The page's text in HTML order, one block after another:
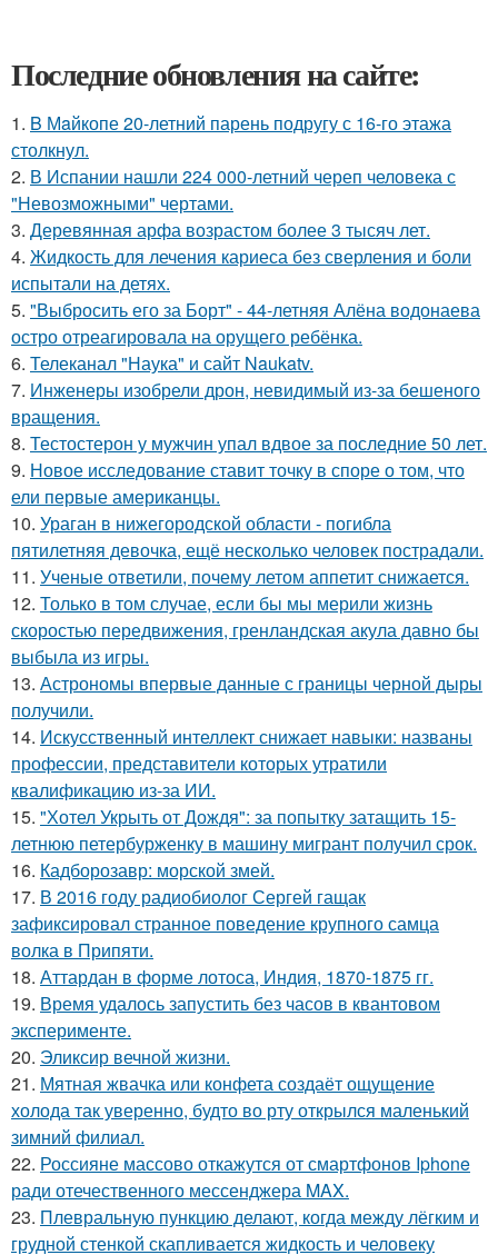
Последние обновления на сайте:
1. B Мaйкопе 20-летний парень подругу с 16-го этажа
столкнул.
2. В Испании нашли 224 000-летний череп человека с
"Невозможными" чертами.
3. Деревянная арфа возрастом более 3 тысяч лет.
4. Жидкость для лечения кариеса без сверления и боли
испытали на детях.
5. "Выбросить его за Борт" - 44-летняя Алёна водонаева
остро отреагировала на орущего ребёнка.
6. Телеканал "Наука" и сайт Naukatv.
7. Инженеры изобрели дрон, невидимый из-за бешеного
вращения.
8. Тестостерон у мужчин упал вдвое за последние 50 лет.
9. Новое исследование ставит точку в споре о том, что
ели первые американцы.
10. Ураган в нижегородской области - погибла
пятилетняя девочка, ещё несколько человек пострадали.
11. Ученые ответили, почему летом аппетит снижается.
12. Только в том случае, если бы мы мерили жизнь
скоростью передвижения, гренландская акула давно бы
выбыла из игры.
13. Астрономы впервые данные с границы черной дыры
получили.
14. Искусственный интеллект снижает навыки: названы
профессии, представители которых утратили
квалификацию из-за ИИ.
15. "Хотел Укрыть от Дождя": за попытку затащить 15-
летнюю петербурженку в машину мигрант получил срок.
16. Кадборозавр: морской змей.
17. В 2016 году радиобиолог Сергей гащак
зафиксировал странное поведение крупного самца
волка в Припяти.
18. Аттардан в форме лотоса, Индия, 1870-1875 гг.
19. Время удалось запустить без часов в квантовом
эксперименте.
20. Эликсир вечной жизни.
21. Мятная жвачка или конфета создаёт ощущение
холода так уверенно, будто во рту открылся маленький
зимний филиал.
22. Россияне массово откажутся от смартфонов Iphone
ради отечественного мессенджера MAX.
23. Плевральную пункцию делают, когда между лёгким и
грудной стенкой скапливается жидкость и человеку